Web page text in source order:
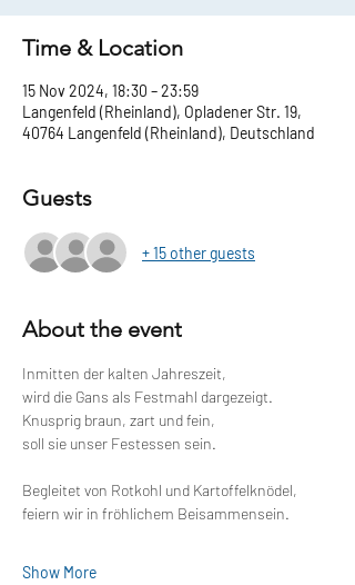
Time & Location
15 Nov 2024, 18:30 – 23:59
Langenfeld (Rheinland), Opladener Str. 19,
40764 Langenfeld (Rheinland), Deutschland
Guests
+ 15 other guests
About the event
Inmitten der kalten Jahreszeit,
wird die Gans als Festmahl dargezeigt.
Knusprig braun, zart und fein,
soll sie unser Festessen sein.
Begleitet von Rotkohl und Kartoffelknödel,
feiern wir in fröhlichem Beisammensein.
Show More